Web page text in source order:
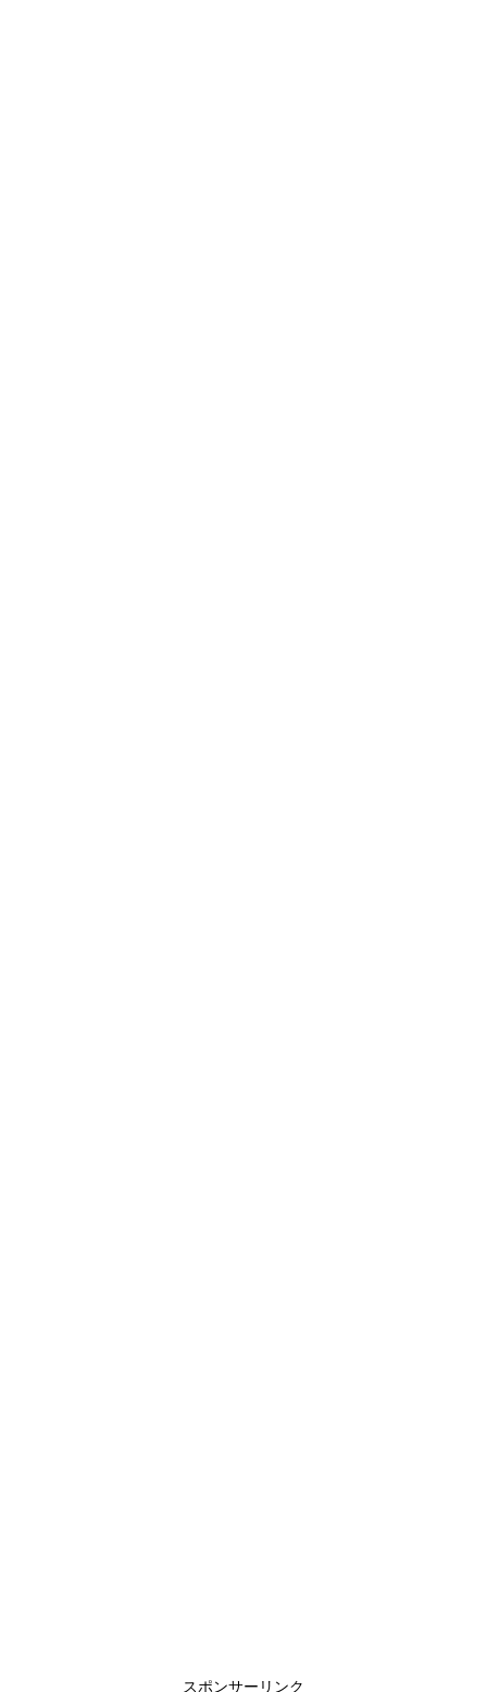
スポンサーリンク